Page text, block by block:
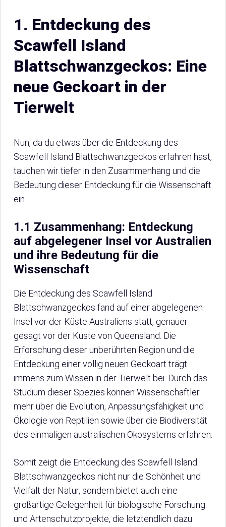
1. Entdeckung des
Scawfell Island
Blattschwanzgeckos: Eine
neue Geckoart in der
Tierwelt
Nun, da du etwas über die Entdeckung des
Scawfell Island Blattschwanzgeckos erfahren hast,
tauchen wir tiefer in den Zusammenhang und die
Bedeutung dieser Entdeckung für die Wissenschaft
ein.
1.1 Zusammenhang: Entdeckung
auf abgelegener Insel vor Australien
und ihre Bedeutung für die
Wissenschaft
Die Entdeckung des Scawfell Island
Blattschwanzgeckos fand auf einer abgelegenen
Insel vor der Küste Australiens statt, genauer
gesagt vor der Küste von Queensland. Die
Erforschung dieser unberührten Region und die
Entdeckung einer völlig neuen Geckoart trägt
immens zum Wissen in der Tierwelt bei. Durch das
Studium dieser Spezies können Wissenschaftler
mehr über die Evolution, Anpassungsfähigkeit und
Ökologie von Reptilien sowie über die Biodiversität
des einmaligen australischen Ökosystems erfahren.
Somit zeigt die Entdeckung des Scawfell Island
Blattschwanzgeckos nicht nur die Schönheit und
Vielfalt der Natur, sondern bietet auch eine
großartige Gelegenheit für biologische Forschung
und Artenschutzprojekte, die letztendlich dazu